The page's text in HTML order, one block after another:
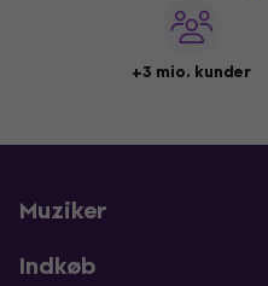
+3 mio. kunder
Muziker
Indkøb